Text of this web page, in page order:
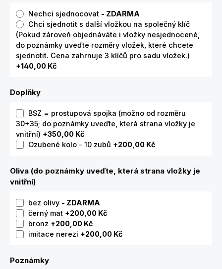
Nechci sjednocovat - ZDARMA
Chci sjednotit s další vložkou na společný klíč
(Pokud zároveň objednáváte i vložky nesjednocené,
do poznámky uveďte rozměry vložek, které chcete
sjednotit. Cena zahrnuje 3 klíčů pro sadu vložek.)
+140,00 Kč
Doplňky
BSZ = prostupová spojka (možno od rozměru
30+35; do poznámky uveďte, která strana vložky je
vnitřní) +350,00 Kč
Ozubené kolo - 10 zubů +200,00 Kč
Oliva (do poznámky uveďte, která strana vložky je
vnitřní)
bez olivy - ZDARMA
černý mat +200,00 Kč
bronz +200,00 Kč
imitace nerezi +200,00 Kč
Poznámky